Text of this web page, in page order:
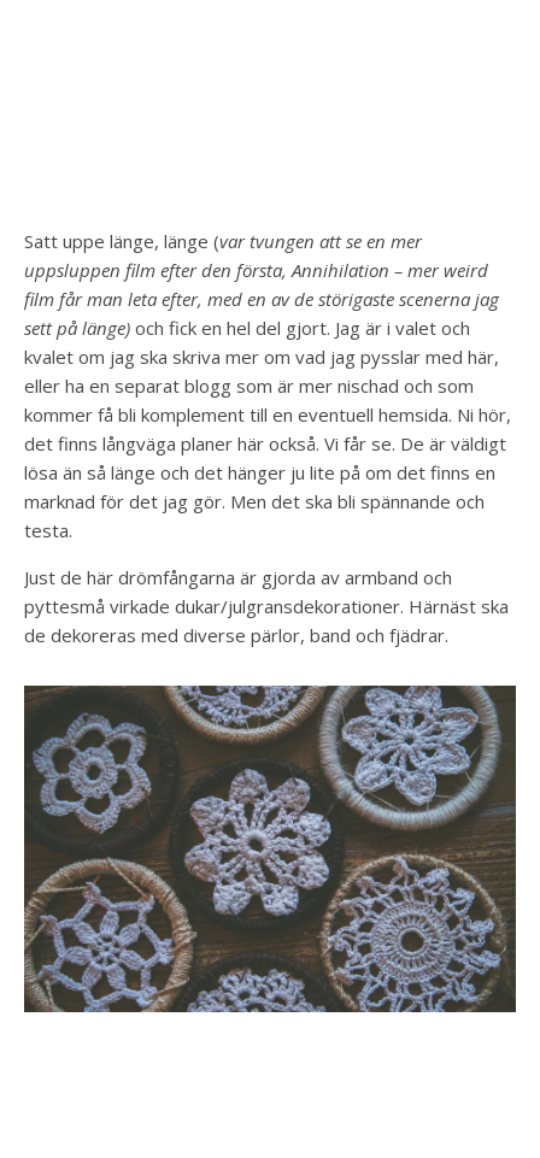
Satt uppe länge, länge (var tvungen att se en mer
uppsluppen film efter den första, Annihilation – mer weird
film får man leta efter, med en av de störigaste scenerna jag
sett på länge) och fick en hel del gjort. Jag är i valet och
kvalet om jag ska skriva mer om vad jag pysslar med här,
eller ha en separat blogg som är mer nischad och som
kommer få bli komplement till en eventuell hemsida. Ni hör,
det finns långväga planer här också. Vi får se. De är väldigt
lösa än så länge och det hänger ju lite på om det finns en
marknad för det jag gör. Men det ska bli spännande och
testa.
Just de här drömfångarna är gjorda av armband och
pyttesmå virkade dukar/julgransdekorationer. Härnäst ska
de dekoreras med diverse pärlor, band och fjädrar.